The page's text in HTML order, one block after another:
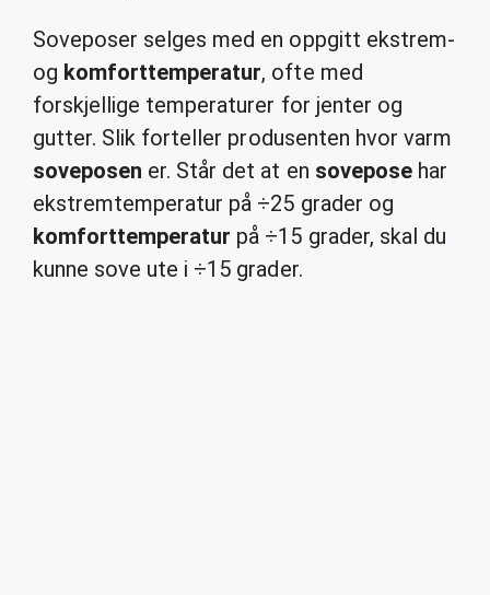
Soveposer selges med en oppgitt ekstrem-
og komforttemperatur, ofte med
forskjellige temperaturer for jenter og
gutter. Slik forteller produsenten hvor varm
soveposen er. Står det at en soveposehar
ekstremtemperatur på ÷25 grader og
komforttemperatur på ÷15 grader, skal du
kunne sove ute i ÷15 grader.